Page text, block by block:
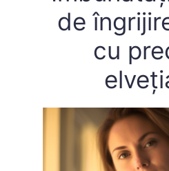
de
cu